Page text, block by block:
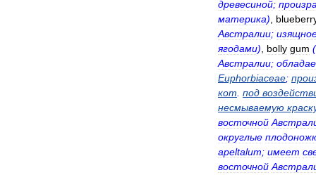
древесиной;
материка)
Австралии;
ягодами) bolly gum (
Австралии;
Euphorbiaceae;
кот под
несмываемую
восточной
округлые
apeltalum; имеет
восточной